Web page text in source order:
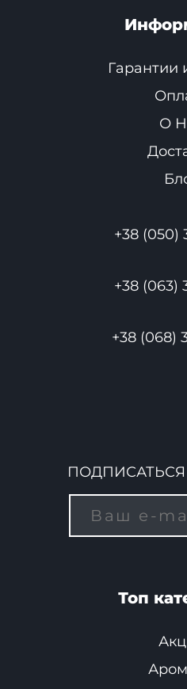
Гарантии
О
+38 (050)
+38 (063)
+38 (068)
Топ